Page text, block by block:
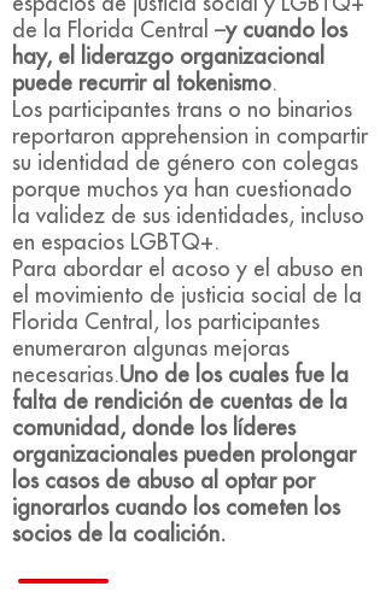
de la Florida Central –y cuando los
hay, el liderazgo organizacional
puede recurrir al tokenismo.
Los participantes trans o no binarios
reportaron apprehension in compartir
su identidad de género con colegas
porque muchos ya han cuestionado
la validez de sus identidades, incluso
en espacios LGBTQ+.
Para abordar el acoso y el abuso en
el movimiento de justicia social de la
Florida Central, los participantes
enumeraron algunas mejoras
necesarias.Uno de los cuales fue la
falta de rendición de cuentas de la
comunidad, donde los líderes
organizacionales pueden prolongar
los casos de abuso al optar por
ignorarlos cuando los cometen los
socios de la coalición.